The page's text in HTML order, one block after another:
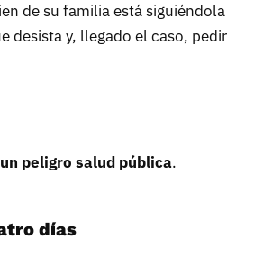
de su familia está siguiéndola
desista y, llegado el caso, pedir
peligro salud pública.
días